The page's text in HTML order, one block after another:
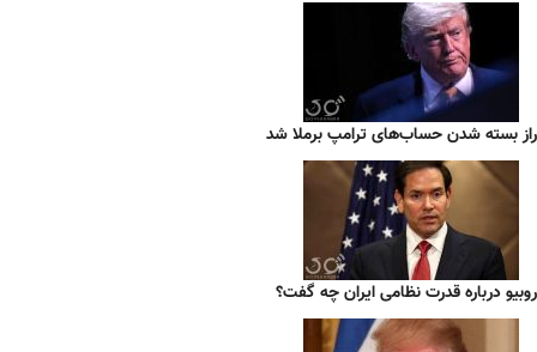
راز بسته شدن حساب‌های ترامپ برملا شد
روبیو درباره قدرت نظامی ایران چه گفت؟